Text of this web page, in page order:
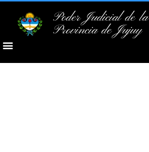
Poder Judicial de la
Provincia de Jujuy